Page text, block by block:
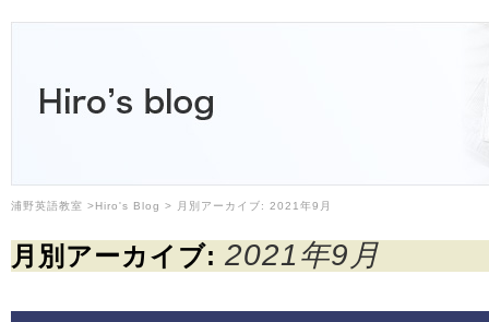
浦野英語教室 >Hiro's Blog > 月別アーカイブ: 2021年9月
月別アーカイブ: 2021年9月